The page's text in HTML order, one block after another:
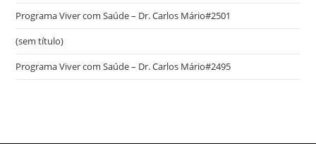
Programa Viver com Saúde – Dr. Carlos Mário#2501
(sem título)
Programa Viver com Saúde – Dr. Carlos Mário#2495